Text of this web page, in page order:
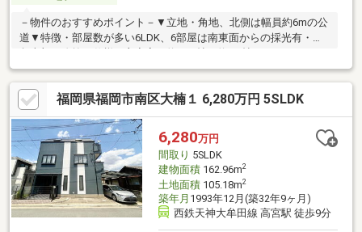
－物件のおすすめポイント－▼立地・角地、北側は幅員約6mの公
道▼特徴・部屋数が多い6LDK、6部屋は南東面からの採光有・階
付・洋室約4.4帖は主寝室・廊下の2WAY・玄関近くに床の間付の
和室を配置・2階洗面室にサウナが隣接・縦列駐車2台可(電動シャ
ッター付／車種による)▼2026年5月内外装リフォーム済【内装】
UB・洗面台・トイレ交換、クロス貼替【その他】外壁・屋根塗
装、屋上防水工事 他■ ご希望の住まい探しをお手伝いします
━━━━━・・・物件の詳細・ご相談はお気軽にお問い合わせく
ださい。
福岡県福岡市南区大楠１ 6,280万円 5SLDK
6,280万円
間取り 5SLDK
建物面積162.96m2
土地面積105.18m2
築年月 1993年12月(築32年9ヶ月)
西鉄天神大牟田線 高宮駅 徒歩9分